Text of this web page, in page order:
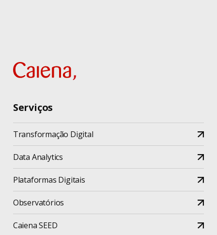
Serviços
Transformação Digital
Data Analytics
Plataformas Digitais
Observatórios
Caiena SEED